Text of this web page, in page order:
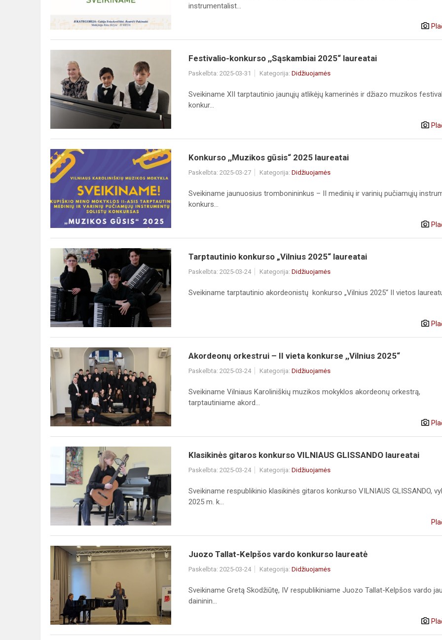
instrumentalist...
Festivalio-konkurso ,,Sąskambiai 2025“ laureatai
Paskelbta: 2025-03-31 Kategorija: Didžiuojamės
Sveikiname XII tarptautinio jaunųjų atlikėjų kamerinės ir džiazo muzikos
konkur...
Konkurso ,,Muzikos gūsis“ 2025 laureatai
Paskelbta: 2025-03-27 Kategorija: Didžiuojamės
Sveikiname jaunuosius trombonininkus – II medinių ir varinių pučiamųjų
konkurs...
Tarptautinio konkurso „Vilnius 2025“ laureatai
Paskelbta: 2025-03-24 Kategorija: Didžiuojamės
Sveikiname tarptautinio akordeonistų konkurso „Vilnius 2025“ II vietos
Akordeonų orkestrui – II vieta konkurse ,,Vilnius 2025“
Paskelbta: 2025-03-24 Kategorija: Didžiuojamės
Sveikiname Vilniaus Karoliniškių muzikos mokyklos akordeonų orkestrą,
tarptautiniame akord...
Klasikinės gitaros konkurso VILNIAUS GLISSANDO laureatai
Paskelbta: 2025-03-24 Kategorija: Didžiuojamės
Sveikiname respublikinio klasikinės gitaros konkurso VILNIAUS GLISSANDO,
2025 m. k...
Juozo Tallat-Kelpšos vardo konkurso laureatė
Paskelbta: 2025-03-24 Kategorija: Didžiuojamės
Sveikiname Gretą Skodžiūtę, IV respublikiniame Juozo Tallat-Kelpšos vardo
daininin...